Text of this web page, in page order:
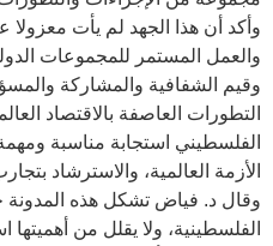
وأكد أن هذا الجهد لم يأت معزولا
والعمل المستمر للمجموعات
وقيم الشفافية والمشاركة
التطورات العاصفة بالاقتصاد
الفلسطيني استجابة مناسبة
الأزمة العالمية، والاسترشاد
وقال د. فياض تشكل هذه المدونة
الفلسطينية، ولا يقلل من